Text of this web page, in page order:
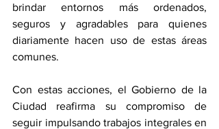
brindar entornos más ordenados,
seguros y agradables para quienes
diariamente hacen uso de estas áreas
comunes.
Con estas acciones, el Gobierno de la
Ciudad reafirma su compromiso de
seguir impulsando trabajos integrales en